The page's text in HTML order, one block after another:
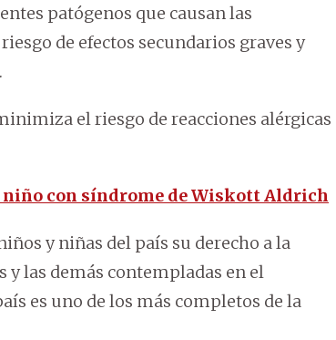
patógenos que causan las
de efectos secundarios graves y
el riesgo de reacciones alérgicas
niño con síndrome de Wiskott Aldrich
y niñas del país su derecho a la
las demás contempladas en el
es uno de los más completos de la